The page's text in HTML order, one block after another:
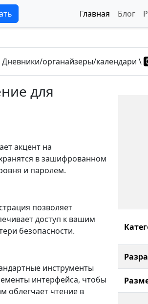
Главная Блог
Дневники/органайзеры/календари \
для
акцент на
в зашифрованном
и паролем.
позволяет
доступ к вашим
безопасности.
инструменты
интерфейса, чтобы
облегчает чтение в